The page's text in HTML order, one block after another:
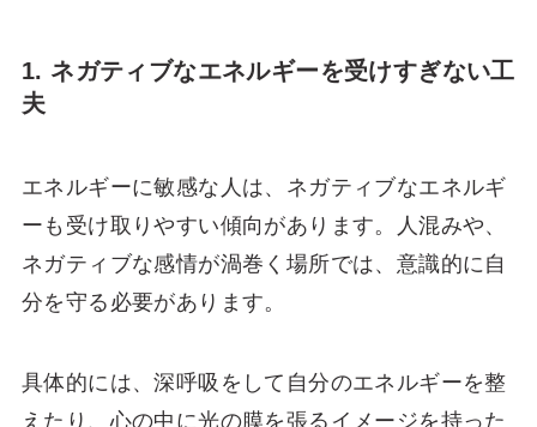
1. ネガティブなエネルギーを受けすぎない工
夫
エネルギーに敏感な人は、ネガティブなエネルギ
ーも受け取りやすい傾向があります。人混みや、
ネガティブな感情が渦巻く場所では、意識的に自
分を守る必要があります。
具体的には、深呼吸をして自分のエネルギーを整
えたり、心の中に光の膜を張るイメージを持った